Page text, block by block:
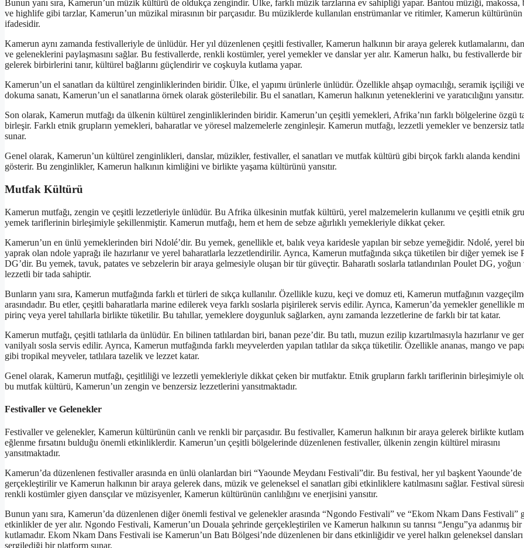
Bunun yanı sıra, Kamerun’un müzik kültürü de oldukça zengindir. Ülke, farklı müzik tarzlarına ev sahipliği yapar. Bantou müziği, makossa,
ve highlife gibi tarzlar, Kamerun’un müzikal mirasının bir parçasıdır. Bu müziklerde kullanılan enstrümanlar ve ritimler, Kamerun
ifadesidir.
Kamerun aynı zamanda festivalleriyle de ünlüdür. Her yıl düzenlenen çeşitli festivaller, Kamerun halkının bir araya gelerek kutlamalarını,
ve geleneklerini paylaşmasını sağlar. Bu festivallerde, renkli kostümler, yerel yemekler ve danslar yer alır. Kamerun halkı, bu festivallerde bir
gelerek birbirlerini tanır, kültürel bağlarını güçlendirir ve coşkuyla kutlama yapar.
Kamerun’un el sanatları da kültürel zenginliklerinden biridir. Ülke, el yapımı ürünlerle ünlüdür. Özellikle ahşap oymacılığı, seramik işçiliği ve
dokuma sanatı, Kamerun’un el sanatlarına örnek olarak gösterilebilir. Bu el sanatları, Kamerun halkının yeteneklerini ve yaratıcılığını yansıtır.
Son olarak, Kamerun mutfağı da ülkenin kültürel zenginliklerinden biridir. Kamerun’un çeşitli yemekleri, Afrika’nın farklı bölgelerine özgü
birleşir. Farklı etnik grupların yemekleri, baharatlar ve yöresel malzemelerle zenginleşir. Kamerun mutfağı, lezzetli yemekler ve benzersiz
sunar.
Genel olarak, Kamerun’un kültürel zenginlikleri, danslar, müzikler, festivaller, el sanatları ve mutfak kültürü gibi birçok farklı alanda kendini
gösterir. Bu zenginlikler, Kamerun halkının kimliğini ve birlikte yaşama kültürünü yansıtır.
Mutfak Kültürü
Kamerun mutfağı, zengin ve çeşitli lezzetleriyle ünlüdür. Bu Afrika ülkesinin mutfak kültürü, yerel malzemelerin kullanımı ve çeşitli etnik
yemek tariflerinin birleşimiyle şekillenmiştir. Kamerun mutfağı, hem et hem de sebze ağırlıklı yemekleriyle dikkat çeker.
Kamerun’un en ünlü yemeklerinden biri Ndolé’dir. Bu yemek, genellikle et, balık veya karidesle yapılan bir sebze yemeğidir. Ndolé, yerel
yaprak olan ndole yaprağı ile hazırlanır ve yerel baharatlarla lezzetlendirilir. Ayrıca, Kamerun mutfağında sıkça tüketilen bir diğer yemek ise
DG’dir. Bu yemek, tavuk, patates ve sebzelerin bir araya gelmesiyle oluşan bir tür güveçtir. Baharatlı soslarla tatlandırılan Poulet DG, yoğun
lezzetli bir tada sahiptir.
Bunların yanı sıra, Kamerun mutfağında farklı et türleri de sıkça kullanılır. Özellikle kuzu, keçi ve domuz eti, Kamerun mutfağının
arasındadır. Bu etler, çeşitli baharatlarla marine edilerek veya farklı soslarla pişirilerek servis edilir. Ayrıca, Kamerun’da yemekler genellikle
pirinç veya yerel tahıllarla birlikte tüketilir. Bu tahıllar, yemeklere doygunluk sağlarken, aynı zamanda lezzetlerine de farklı bir tat katar.
Kamerun mutfağı, çeşitli tatlılarla da ünlüdür. En bilinen tatlılardan biri, banan peze’dir. Bu tatlı, muzun ezilip kızartılmasıyla hazırlanır ve
vanilyalı sosla servis edilir. Ayrıca, Kamerun mutfağında farklı meyvelerden yapılan tatlılar da sıkça tüketilir. Özellikle ananas, mango ve
gibi tropikal meyveler, tatlılara tazelik ve lezzet katar.
Genel olarak, Kamerun mutfağı, çeşitliliği ve lezzetli yemekleriyle dikkat çeken bir mutfaktır. Etnik grupların farklı tariflerinin birleşimiyle
bu mutfak kültürü, Kamerun’un zengin ve benzersiz lezzetlerini yansıtmaktadır.
Festivaller ve Gelenekler
Festivaller ve gelenekler, Kamerun kültürünün canlı ve renkli bir parçasıdır. Bu festivaller, Kamerun halkının bir araya gelerek birlikte
eğlenme fırsatını bulduğu önemli etkinliklerdir. Kamerun’un çeşitli bölgelerinde düzenlenen festivaller, ülkenin zengin kültürel mirasını
yansıtmaktadır.
Kamerun’da düzenlenen festivaller arasında en ünlü olanlardan biri “Yaounde Meydanı Festivali”dir. Bu festival, her yıl başkent Yaounde’de
gerçekleştirilir ve Kamerun halkının bir araya gelerek dans, müzik ve geleneksel el sanatları gibi etkinliklere katılmasını sağlar. Festival
renkli kostümler giyen dansçılar ve müzisyenler, Kamerun kültürünün canlılığını ve enerjisini yansıtır.
Bunun yanı sıra, Kamerun’da düzenlenen diğer önemli festival ve gelenekler arasında “Ngondo Festivali” ve “Ekom Nkam Dans Festivali”
etkinlikler de yer alır. Ngondo Festivali, Kamerun’un Douala şehrinde gerçekleştirilen ve Kamerun halkının su tanrısı “Jengu”ya adanmış bir
kutlamadır. Ekom Nkam Dans Festivali ise Kamerun’un Batı Bölgesi’nde düzenlenen bir dans etkinliğidir ve yerel halkın geleneksel dansları
sergilediği bir platform sunar.